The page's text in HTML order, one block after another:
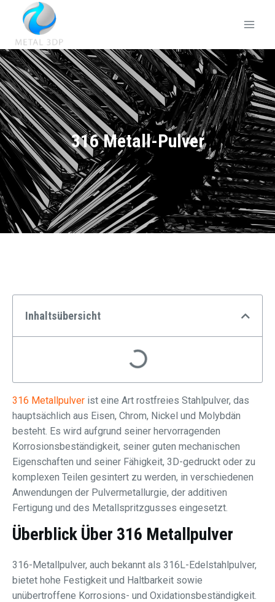
316 Metall-Pulver
Inhaltsübersicht
316 Metallpulver ist eine Art rostfreies Stahlpulver, das
hauptsächlich aus Eisen, Chrom, Nickel und Molybdän
besteht. Es wird aufgrund seiner hervorragenden
Korrosionsbeständigkeit, seiner guten mechanischen
Eigenschaften und seiner Fähigkeit, 3D-gedruckt oder zu
komplexen Teilen gesintert zu werden, in verschiedenen
Anwendungen der Pulvermetallurgie, der additiven
Fertigung und des Metallspritzgusses eingesetzt.
Überblick Über 316 Metallpulver
316-Metallpulver, auch bekannt als 316L-Edelstahlpulver,
bietet hohe Festigkeit und Haltbarkeit sowie
unübertroffene Korrosions- und Oxidationsbeständigkeit.